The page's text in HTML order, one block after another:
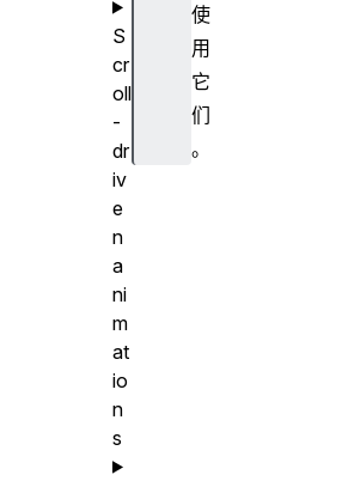
使
用
它
们
。
S
cr
oll
-
dr
iv
e
n
a
ni
m
at
io
n
s